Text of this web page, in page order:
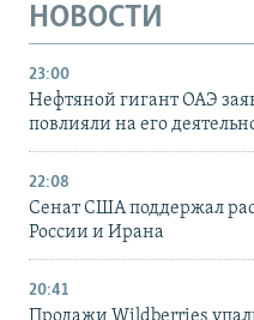
НОВОСТИ
23:00
Нефтяной гигант ОАЭ
повлияли на его
22:08
Сенат США поддержал
России и Ирана
20:41